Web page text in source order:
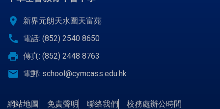
location_on 新界元朗天水圍天富苑
call 電話: (852) 2540 8650
print 傳真: (852) 2448 8763
email 電郵: school@cymcass.edu.hk
網站地圖 免責聲明 聯絡我們 校務處辦公時間